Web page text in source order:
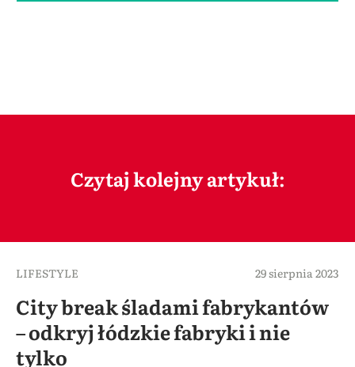
Czytaj kolejny artykuł:
LIFESTYLE 29 sierpnia 2023
City break śladami fabrykantów
– odkryj łódzkie fabryki i nie
tylko